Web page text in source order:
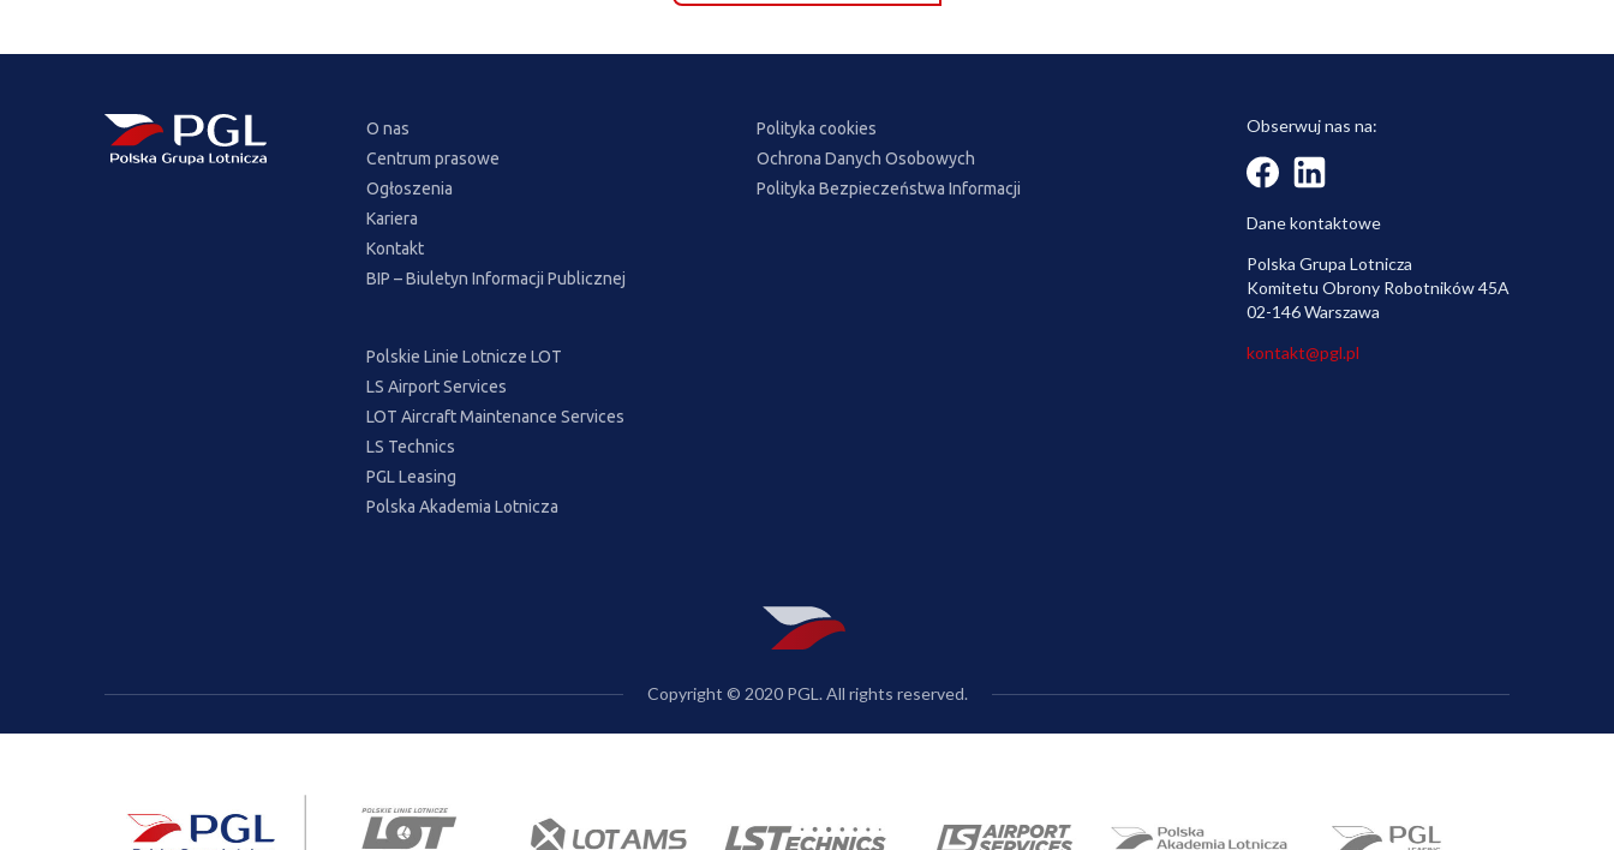
O nas
Centrum prasowe
Ogłoszenia
Kariera
Kontakt
BIP – Biuletyn Informacji Publicznej
Polityka cookies
Ochrona Danych Osobowych
Polityka Bezpieczeństwa Informacji
Polskie Linie Lotnicze LOT
LS Airport Services
LOT Aircraft Maintenance Services
LS Technics
PGL Leasing
Polska Akademia Lotnicza
Obserwuj nas na:
Dane kontaktowe
Polska Grupa Lotnicza
Komitetu Obrony Robotników 45A
02-146 Warszawa
kontakt@pgl.pl
Copyright © 2020 PGL. All rights reserved.